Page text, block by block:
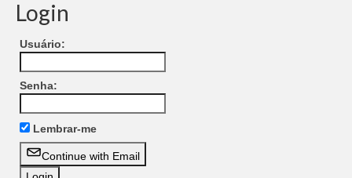
Login
Usuário:
Senha:
Lembrar-me
Continue with Email